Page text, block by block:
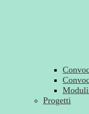
Progetti